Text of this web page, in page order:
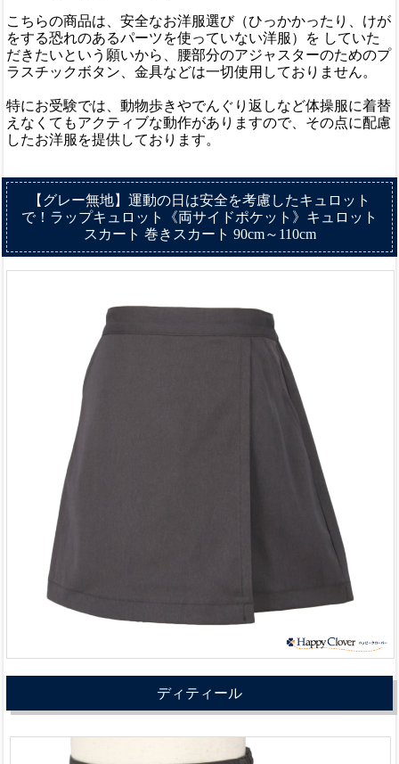
こちらの商品は、安全なお洋服選び（ひっかかったり、けが
をする恐れのあるパーツを使っていない洋服）を していた
だきたいという願いから、腰部分のアジャスターのためのプ
ラスチックボタン、金具などは一切使用しておりません。
特にお受験では、動物歩きやでんぐり返しなど体操服に着替
えなくてもアクティブな動作がありますので、その点に配慮
したお洋服を提供しております。
【グレー無地】運動の日は安全を考慮したキュロット
で！ラップキュロット《両サイドポケット》キュロット
スカート 巻きスカート 90cm～110cm
ディティール